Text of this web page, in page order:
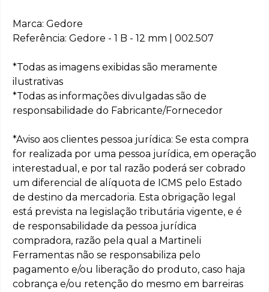
Marca: Gedore
Referência: Gedore - 1 B - 12 mm | 002.507
*Todas as imagens exibidas são meramente
ilustrativas
*Todas as informações divulgadas são de
responsabilidade do Fabricante/Fornecedor
*Aviso aos clientes pessoa jurídica: Se esta compra
for realizada por uma pessoa jurídica, em operação
interestadual, e por tal razão poderá ser cobrado
um diferencial de alíquota de ICMS pelo Estado
de destino da mercadoria. Esta obrigação legal
está prevista na legislação tributária vigente, e é
de responsabilidade da pessoa jurídica
compradora, razão pela qual a Martineli
Ferramentas não se responsabiliza pelo
pagamento e/ou liberação do produto, caso haja
cobrança e/ou retenção do mesmo em barreiras